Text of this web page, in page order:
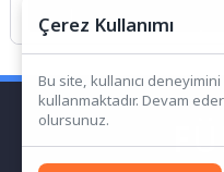
Çerez Kullanımı
Bu site, kullanıcı
kullanmaktadır. Devam
olursunuz.